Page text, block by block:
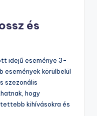
és
idejű eseménye 3-
események körülbelül
szezonális
hogy
kihívásokra és